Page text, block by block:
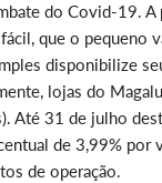
do Covid-19. A
que o pequeno
disponibilize
lojas do
Até 31 de julho
de 3,99% por
de operação.